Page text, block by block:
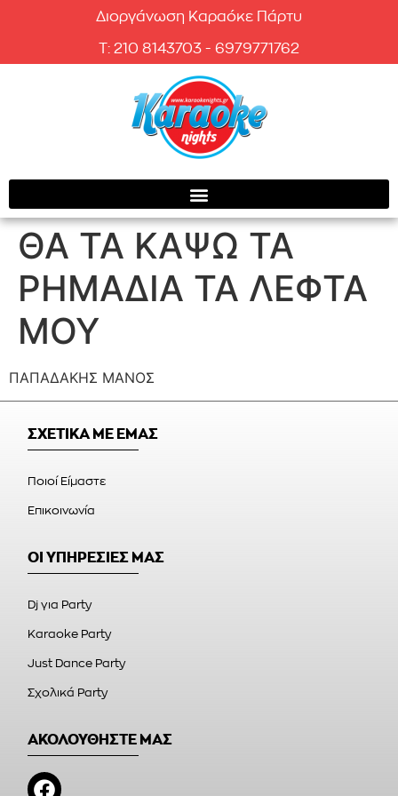
Διοργάνωση Καραόκε Πάρτυ
T: 210 8143703 - 6979771762
ΘΑ ΤΑ ΚΑΨΩ ΤΑ
ΡΗΜΑΔΙΑ ΤΑ ΛΕΦΤΑ
ΜΟΥ
ΠΑΠΑΔΑΚΗΣ ΜΑΝΟΣ
ΣΧΕΤΙΚΑ ΜΕ ΕΜΑΣ
Ποιοί Είμαστε
Επικοινωνία
ΟΙ ΥΠΗΡΕΣΙΕΣ ΜΑΣ
Dj για Party
Karaoke Party
Just Dance Party
Σχολικά Party
ΑΚΟΛΟΥΘΗΣΤΕ ΜΑΣ